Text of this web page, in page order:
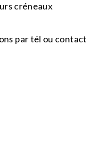
créneaux
par tél ou contact